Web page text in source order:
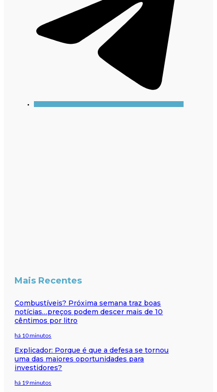
Mais Recentes
Combustíveis? Próxima semana traz boas
notícias…preços podem descer mais de 10
cêntimos por litro
há 10 minutos
Explicador: Porque é que a defesa se tornou
uma das maiores oportunidades para
investidores?
há 19 minutos